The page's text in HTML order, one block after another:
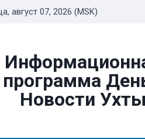
август 07, 2026 (MSK)
программа
Новости Ухты